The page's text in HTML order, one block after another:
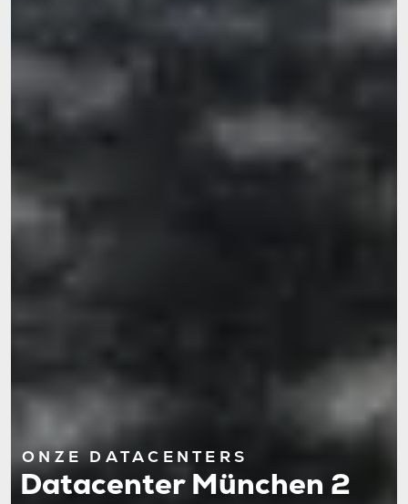
ONZE DATACENTERS
Datacenter München 2